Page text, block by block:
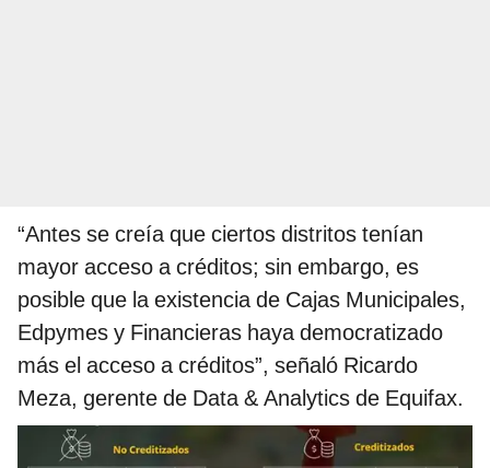
“Antes se creía que ciertos distritos tenían
mayor acceso a créditos; sin embargo, es
posible que la existencia de Cajas Municipales,
Edpymes y Financieras haya democratizado
más el acceso a créditos”, señaló Ricardo
Meza, gerente de Data & Analytics de Equifax.